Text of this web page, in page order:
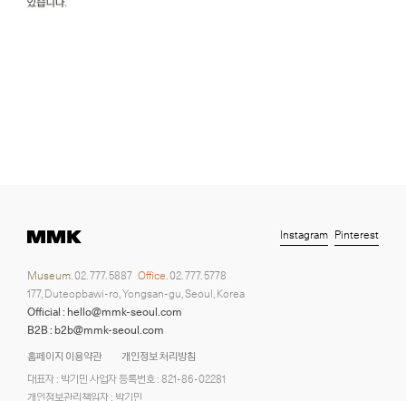
홈페이지 이용약관
개인정보 처리방침
대표자 : 박기민 사업자 등록번호 : 821-86-02281
개인정보관리책임자 : 박기민
Museum. 02. 777. 5887 Office. 02. 777. 5778
177, Duteopbawi-ro, Yongsan-gu, Seoul, Korea
Official : hello@mmk-seoul.com
B2B : b2b@mmk-seoul.com
Instagram Pinterest